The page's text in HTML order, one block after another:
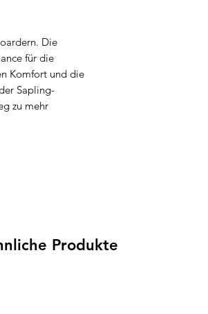
Die
für die
Komfort und die
Sapling-
zu mehr
Produkte